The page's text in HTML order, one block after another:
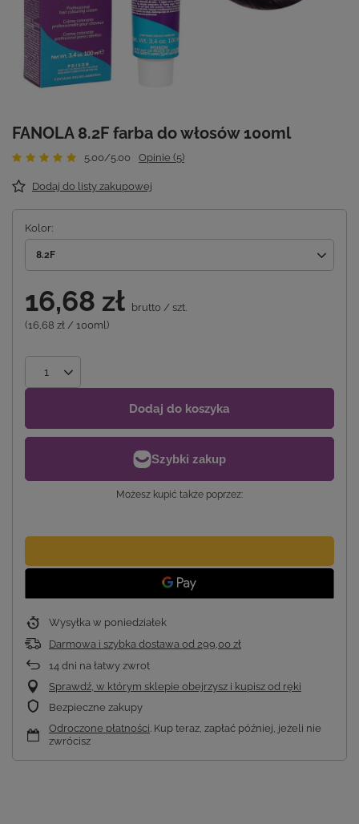
FANOLA 8.2F farba do włosów 100ml
5.00/5.00 Opinie (5)
Dodaj do listy zakupowej
Kolor
8.2F
16,68 zł brutto / szt.
(16,68 zł / 100ml)
Dodaj do koszyka
Możesz kupić także poprzez:
Wysyłka w poniedziałek
Darmowa i szybka dostawa od 299,00 zł
14 dni na łatwy zwrot
Sprawdź, w którym sklepie obejrzysz i kupisz od ręki
Bezpieczne zakupy
Odroczone płatności. Kup teraz, zapłać później, jeżeli nie
zwrócisz